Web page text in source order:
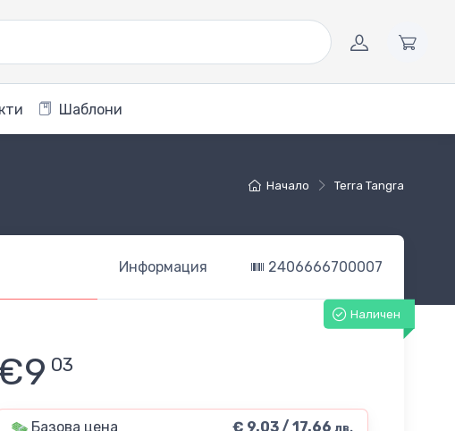
Шаблони
Начало Terra Tangra
Информация 2406666700007
Наличен
03
Базова цена € 9.03 / 17.66 лв.